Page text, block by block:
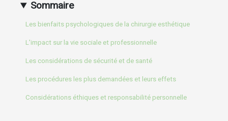
Sommaire
Les bienfaits psychologiques de la chirurgie esthétique
L'impact sur la vie sociale et professionnelle
Les considérations de sécurité et de santé
Les procédures les plus demandées et leurs effets
Considérations éthiques et responsabilité personnelle